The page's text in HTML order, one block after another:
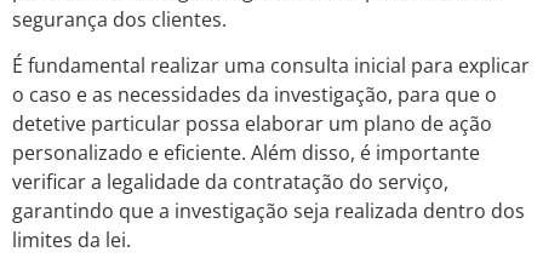
segurança dos clientes.
É fundamental realizar uma consulta inicial para explicar
o caso e as necessidades da investigação, para que o
detetive particular possa elaborar um plano de ação
personalizado e eficiente. Além disso, é importante
verificar a legalidade da contratação do serviço,
garantindo que a investigação seja realizada dentro dos
limites da lei.